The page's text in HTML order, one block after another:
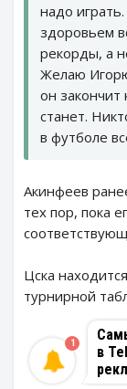
надо
здоровьем
рекорды, а
Желаю
он
станет.
в футболе
Акинфеев
тех пор, пока
Цска
турнирной
в
1